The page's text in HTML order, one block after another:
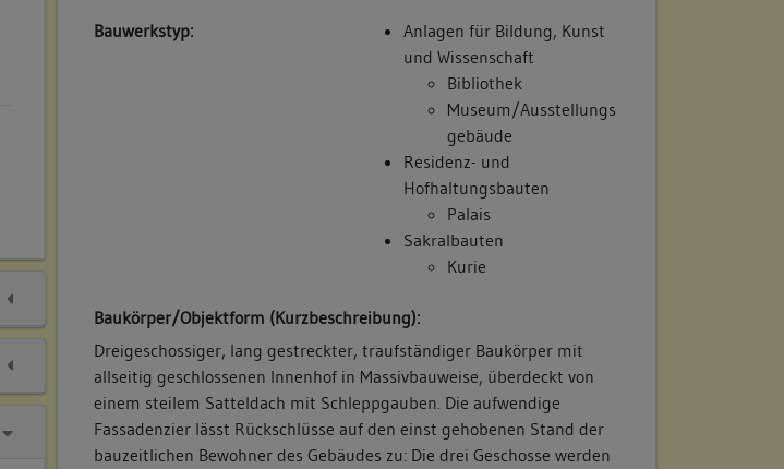
Bauwerkstyp:
Anlagen für Bildung, Kunst
und Wissenschaft
Bibliothek
Museum/Ausstellungs
gebäude
Residenz- und
Hofhaltungsbauten
Palais
Sakralbauten
Kurie
Baukörper/Objektform (Kurzbeschreibung):
Dreigeschossiger, lang gestreckter, traufständiger Baukörper mit
allseitig geschlossenen Innenhof in Massivbauweise, überdeckt von
einem steilem Satteldach mit Schleppgauben. Die aufwendige
Fassadenzier lässt Rückschlüsse auf den einst gehobenen Stand der
bauzeitlichen Bewohner des Gebäudes zu: Die drei Geschosse werden